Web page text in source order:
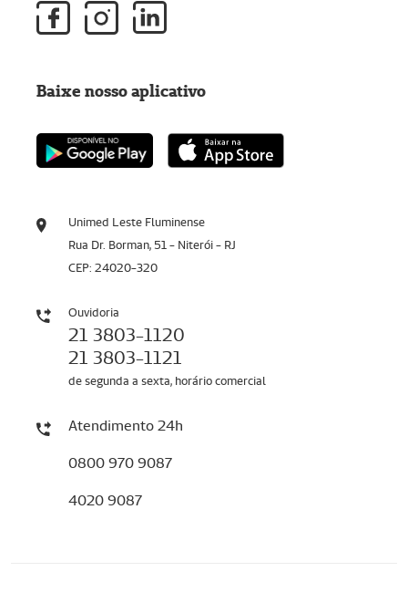
Unimed Leste Fluminense
Rua Dr. Borman, 51 - Niterói - RJ
CEP: 24020-320
Ouvidoria
21 3803-1120
21 3803-1121
de segunda a sexta, horário comercial
Atendimento 24h
0800 970 9087
4020 9087
Baixe nosso aplicativo